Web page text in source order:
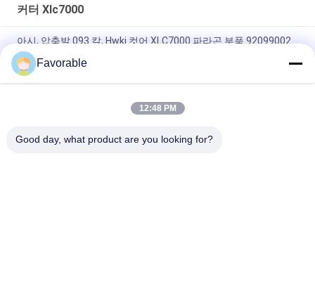
커터 Xlc7000
아시, 압축발.093 칼, Hwki 컷어 XLC7000 파라곤 부품 92099002
90565000 벨트 클램프 CAP 모바일 자동 커터 XLC7000 / Z7에 적
합
Wendon W40-3-104 로터 슬라이프링 자동 절단기 XCL7000 부품
Favorable
12:48 PM
Good day, what product are you looking for?